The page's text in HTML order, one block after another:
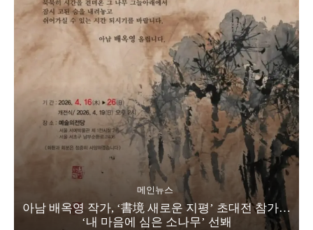
메인뉴스
아남 배옥영 작가, ‘書境 새로운 지평’ 초대전 참가…
‘내 마음에 심은 소나무’ 선봬